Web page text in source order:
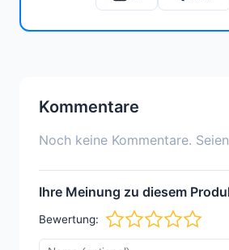
Kommentare
Noch keine Kommentare.
Ihre Meinung zu diesem
Bewertung: